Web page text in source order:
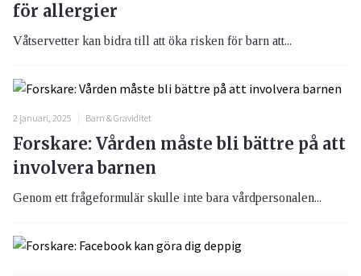
för allergier
Våtservetter kan bidra till att öka risken för barn att...
2 januari, 2025 Barn & Graviditet
Forskare: Vården måste bli bättre på att
involvera barnen
Genom ett frågeformulär skulle inte bara vårdpersonalen...